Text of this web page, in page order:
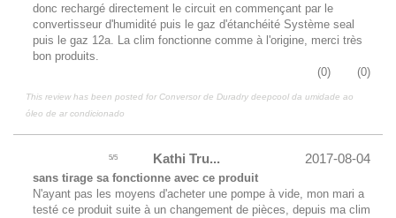
donc rechargé directement le circuit en commençant par le
convertisseur d'humidité puis le gaz d'étanchéité Système seal
puis le gaz 12a. La clim fonctionne comme à l'origine, merci très
bon produits.
(0)
(0)
This review has been posted forConversor de Duradry deepcool da umidade ao
óleo de ar condicionado
5/5 2017-08-04
Kathi Tru...
sans tirage sa fonctionne avec ce produit
N'ayant pas les moyens d'acheter une pompe à vide, mon mari a
testé ce produit suite à un changement de pièces, depuis ma clim